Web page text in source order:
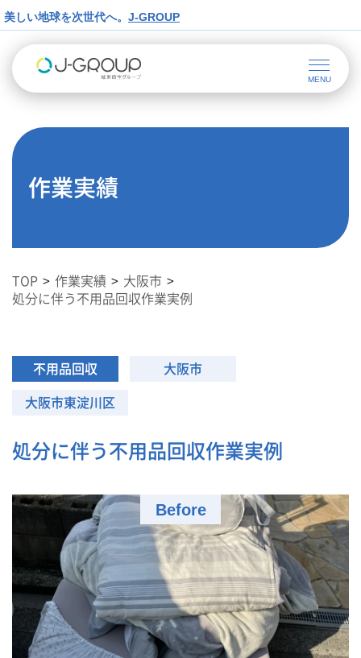
美しい地球を次世代へ。 J-GROUP
作業実績
TOP 作業実績
大阪市
処分に伴う不用品回収作業実例
不用品回収 大阪市
大阪市東淀川区
処分に伴う不用品回収作業実例